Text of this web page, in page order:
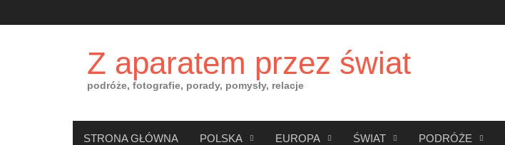
to
Z aparatem przez świat
podróże, fotografie, porady, pomysły, relacje
STRONA GŁÓWNA POLSKA EUROPA ŚWIAT PODRÓŻE